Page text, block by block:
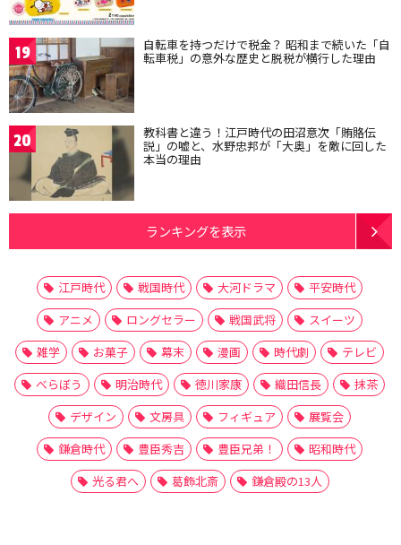
19 自転車を持つだけで税金？ 昭和まで続いた「自
転車税」の意外な歴史と脱税が横行した理由
20 教科書と違う！江戸時代の田沼意次「賄賂伝
説」の嘘と、水野忠邦が「大奥」を敵に回した
本当の理由
ランキングを表示
江戸時代 戦国時代 大河ドラマ
平安時代
アニメ
ロングセラー 戦国武将
スイーツ
雑学
お菓子 幕末 漫画 時代劇
テレビ
べらぼう
明治時代 徳川家康 織田信長
抹茶
デザイン
文房具 フィギュア
展覧会
鎌倉時代
豊臣秀吉 豊臣兄弟！
昭和時代
光る君へ
葛飾北斎 鎌倉殿の13人